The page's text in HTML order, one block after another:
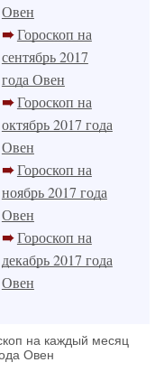
Овен
Гороскоп на
сентябрь 2017
года Овен
Гороскоп на
октябрь 2017 года
Овен
Гороскоп на
ноябрь 2017 года
Овен
Гороскоп на
декабрь 2017 года
Овен
на каждый месяц
Овен